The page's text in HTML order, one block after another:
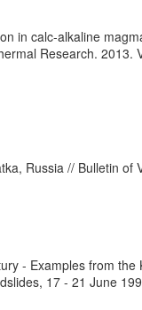
in calc-alkaline
Research. 2013.
Russia // Bulletin
- Examples from
17 - 21 June